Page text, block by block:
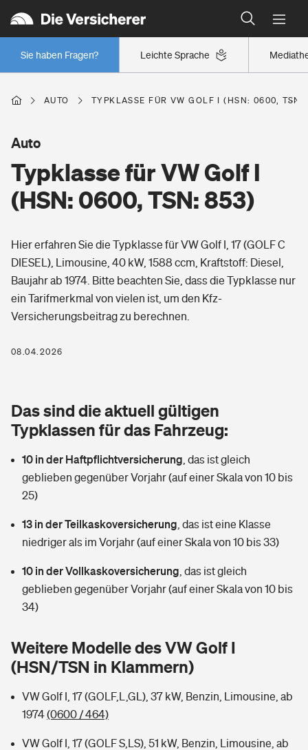
Leichte Sprache
Sie haben Fragen?
Wer versichert was: Jetzt Versicherer finden
Regionalklassen: So ist Ihre Region eingestuft
Wer versichert was: Jetzt Versicherer finden
Berufsunfähigkeitsversicherung
Erwerbsunfähigkeitsversicherung
Grundfähigkeitsversicherung
Arbeitsrechtsschutz
Berufshaftpflichtversicherung
Zur Übersicht
Tools
Wer versichert was: Jetzt Versicherer finden
Sie haben Fragen?
Wohnen
Glasversicherung
Mietkautionsversicherung
Restkreditversicherung
Tools
Hochwasser-Check: Wie gefährdet ist Ihr Haus?
Sie haben Fragen?
Freizeit
Pri­vate Haft­pflicht­
Kinderunfall­ver­si­che­rung
Kinderinvalidität
Hundehalter-Haftpflicht
Handyversicherung
Private Cyberversicherung
Zur Übersicht
Gesundheit
Private Krankenversicherung
Dread-Disease-Versicherung
Tierkrankenversicherung
Zur Übersicht
Tools
Wer versichert was: Jetzt Versicherer finden
Rentenrechner: Wie viel Geld bekomme ich im Alter?
AUTO TYPKLASSE FÜR VW GOLF I (HSN: 0600, TSN:
Typklasse für VW Golf I
(HSN: 0600, TSN: 853)
Auto
Hier erfahren Sie die Typklasse für VW Golf I, 17 (GOLF C
DIESEL), Limousine, 40 kW, 1588 ccm, Kraftstoff: Diesel,
Baujahr ab 1974. Bitte beachten Sie, dass die Typklasse nur
ein Tarifmerkmal von vielen ist, um den Kfz-
Versicherungsbeitrag zu berechnen.
08.04.2026
Das sind die aktuell gültigen
Typklassen für das Fahrzeug:
10 in der Haftpflichtversicherung das ist gleich
geblieben gegenüber Vorjahr (auf einer Skala von 10 bis
25)
13 in der Teilkaskoversicherung das ist eine Klasse
niedriger als im Vorjahr (auf einer Skala von 10 bis 33)
10 in der Vollkaskoversicherung das ist gleich
geblieben gegenüber Vorjahr (auf einer Skala von 10 bis
34)
Weitere Modelle des VW Golf I
(HSN/TSN in Klammern)
VW Golf I, 17 (GOLF,L,GL), 37 kW, Benzin, Limousine, ab
1974(0600 / 464)
VW Golf I, 17 (GOLF S,LS), 51 kW, Benzin, Limousine, ab